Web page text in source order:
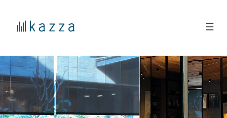
☰